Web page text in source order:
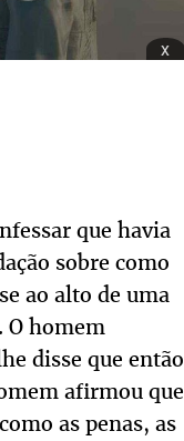
x
que havia
sobre como
ao alto de uma
O homem
disse que então
afirmou que
as penas, as